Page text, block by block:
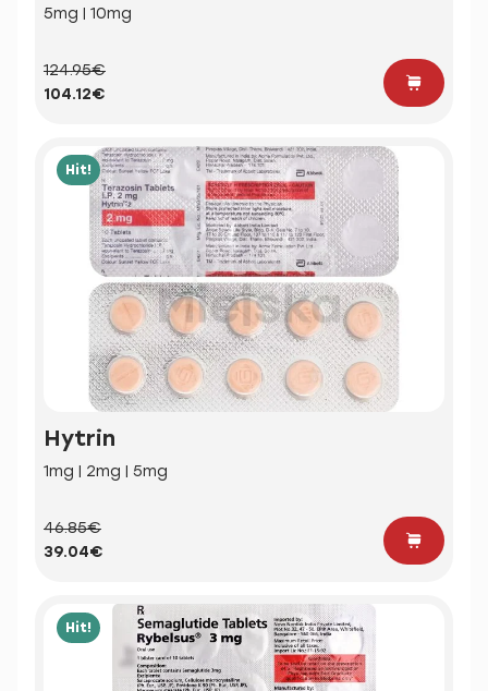
5mg | 10mg
124.95€
104.12€
Hit!
Hytrin
1mg | 2mg | 5mg
46.85€
39.04€
Hit!